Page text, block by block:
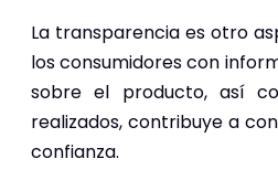
La transparencia es otro
los consumidores con
sobre el producto, así
realizados, contribuye a
confianza.